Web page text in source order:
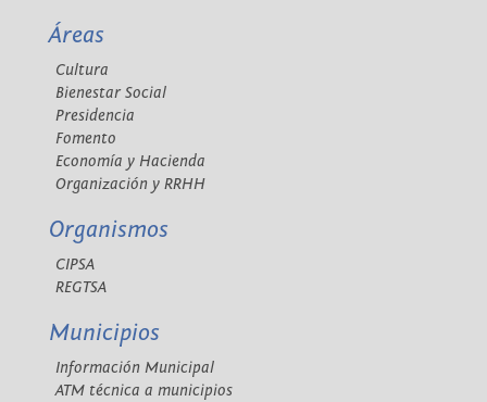
Áreas
Cultura
Bienestar Social
Presidencia
Fomento
Economía y Hacienda
Organización y RRHH
Organismos
CIPSA
REGTSA
Municipios
Información Municipal
ATM técnica a municipios